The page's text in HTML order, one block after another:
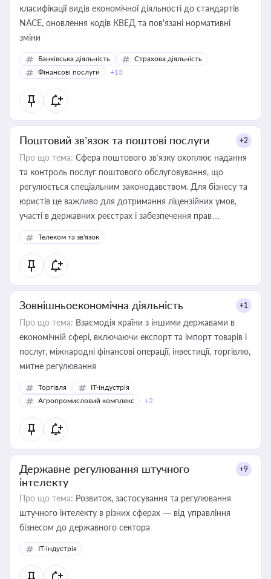
класифікації видів економічної діяльності до стандартів
NACE, оновлення кодів КВЕД та пов'язані нормативні
зміни
Банківська діяльність
Страхова діяльність
Фінансові послуги
+13
Поштовий зв’язок та поштові послуги +2
Про що тема: Сфера поштового зв’язку охоплює надання
та контроль послуг поштового обслуговування, що
регулюється спеціальним законодавством. Для бізнесу та
юристів це важливо для дотримання ліцензійних умов,
участі в державних реєстрах і забезпечення прав
споживачів.
Телеком та зв'язок
Зовнішньоекономічна діяльність +1
Про що тема: Взаємодія країни з іншими державами в
економічній сфері, включаючи експорт та імпорт товарів і
послуг, міжнародні фінансові операції, інвестиції, торгівлю,
митне регулювання
Торгівля
IT-індустрія
Агропромисловий комплекс
+2
Державне регулювання штучного
інтелекту
+9
Про що тема: Розвиток, застосування та регулювання
штучного інтелекту в різних сферах — від управління
бізнесом до державного сектора
IT-індустрія